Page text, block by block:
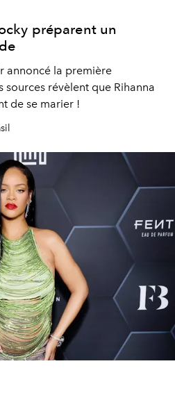
préparent un
annoncé la première
sources révèlent que Rihanna
de se marier !